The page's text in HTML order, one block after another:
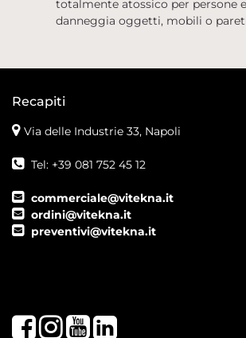
totalmente atossico per persone
danneggia oggetti, mobili o
Recapiti
Via delle Industrie 33, Napoli
Tel: +39 081 752 45 12
commerciale@vitekna.it
ordini@vitekna.it
preventivi@vitekna.it
FacebookInstagram
YoutubeLinkedIn